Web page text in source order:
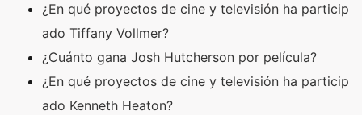
¿En qué proyectos de cine y televisión ha particip
ado Tiffany Vollmer?
¿Cuánto gana Josh Hutcherson por película?
¿En qué proyectos de cine y televisión ha particip
ado Kenneth Heaton?